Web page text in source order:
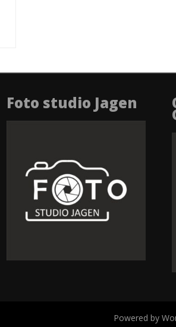
Foto studio Jagen
Powered by